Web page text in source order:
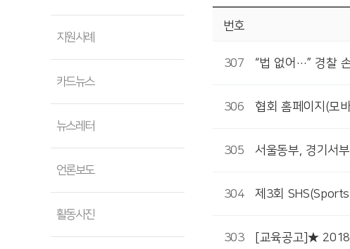
지원사례
카드뉴스
뉴스레터
언론보도
활동사진
번호
307 “법 없어…” 경찰
306 협회 홈페이지(모
305 서울동부, 경기서
304 제3회
303 [교육공고]★